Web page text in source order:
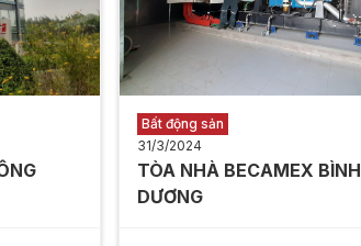
Bất động sản
31/3/2024
TÒA NHÀ BECAMEX BÌNH
DƯƠNG